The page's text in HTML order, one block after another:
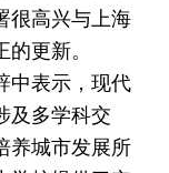
很高兴与上海
更新。
中表示，现代
及多学科交
养城市发展所